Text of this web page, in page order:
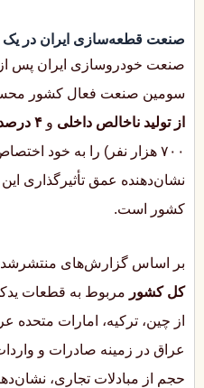
صنعت قطعه‌سازی ایران در یک
صنعت خودروسازی ایران پس از
سومین صنعت فعال کشور
از تولید ناخالص داخلی و ۴ درصد از نیروی کار کشور
۷۰۰ هزار نفر) را به خود اختصاص داده است
نشان‌دهنده عمق تأثیرگذاری
کشور است.
بر اساس گزارش‌های
کل کشور مربوط به قطعات
از چین، ترکیه، امارات متحده
عراق در زمینه صادرات و
حجم از مبادلات تجاری،